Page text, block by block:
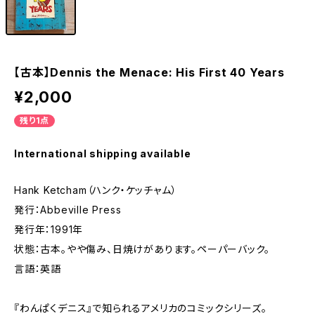
【古本】Dennis the Menace: His First 40 Years
¥2,000
残り1点
International shipping available
Hank Ketcham（ハンク・ケッチャム）
発行：Abbeville Press
発行年：1991年
状態：古本。やや傷み、日焼けがあります。ペーパーバック。
言語：英語
『わんぱくデニス』で知られるアメリカのコミックシリーズ。